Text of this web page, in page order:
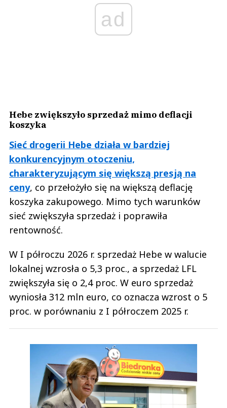
ad
Hebe zwiększyło sprzedaż mimo deflacji
koszyka
Sieć drogerii Hebe działa w bardziej
konkurencyjnym otoczeniu,
charakteryzującym się większą presją na
ceny, co przełożyło się na większą deflację
koszyka zakupowego. Mimo tych warunków
sieć zwiększyła sprzedaż i poprawiła
rentowność.
W I półroczu 2026 r. sprzedaż Hebe w walucie
lokalnej wzrosła o 5,3 proc., a sprzedaż LFL
zwiększyła się o 2,4 proc. W euro sprzedaż
wyniosła 312 mln euro, co oznacza wzrost o 5
proc. w porównaniu z I półroczem 2025 r.